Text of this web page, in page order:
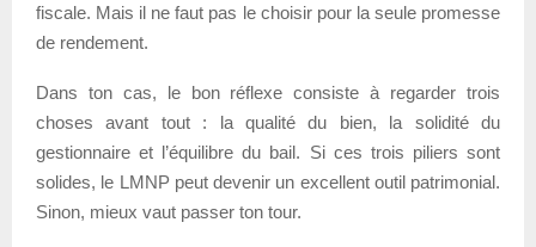
fiscale. Mais il ne faut pas le choisir pour la seule promesse
de rendement.
Dans ton cas, le bon réflexe consiste à regarder trois
choses avant tout : la qualité du bien, la solidité du
gestionnaire et l’équilibre du bail. Si ces trois piliers sont
solides, le LMNP peut devenir un excellent outil patrimonial.
Sinon, mieux vaut passer ton tour.